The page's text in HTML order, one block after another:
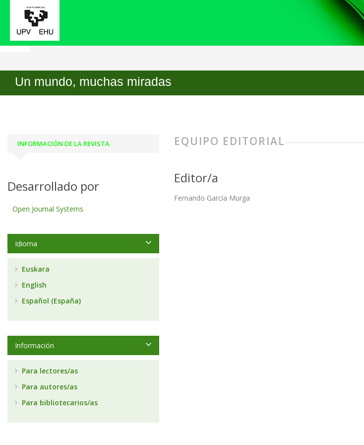
Un mundo, muchas miradas
Inicio Equipo editorial
EQUIPO EDITORIAL
Editor/a
Fernando García Murga
INFORMACIÓN DE LA REVISTA
Desarrollado por
Open Journal Systems
Idioma
Euskara
English
Español (España)
Información
Para lectores/as
Para autores/as
Para bibliotecarios/as